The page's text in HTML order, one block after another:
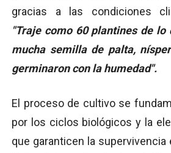
gracias a las condiciones
"Traje como 60 plantines de lo
mucha semilla de palta,
germinaron con la humedad".
El proceso de cultivo se
por los ciclos biológicos y la
que garanticen la supervivencia